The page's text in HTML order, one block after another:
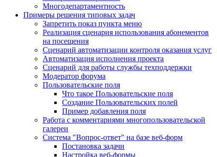
Многодепартаментность
Примеры решения типовых задач
Запретить показ пункта меню
Реализация сценария использования абонементов
на посещения
Сценарий автоматизации контроля оказания услуг
Автоматизация исполнения проекта
Сценарий для работы службы техподдержки
Модератор форума
Пользовательские поля
Что такое Пользовательские поля
Создание Пользовательских полей
Пример добавления поля
Работа с комментариями многопользовательской
галереи
Система "Вопрос-ответ" на базе веб-форм
Постановка задачи
Настройка веб-формы